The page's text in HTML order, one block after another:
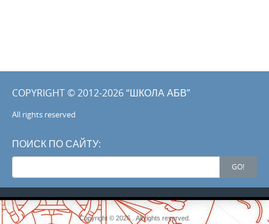
COPYRIGHT © 2012-2026 “ШКОЛА АБВ”
All rights reserved
ПОИСК ПО САЙТУ:
Search
for:
GO!
Copyright © 2026 . All rights reserved.